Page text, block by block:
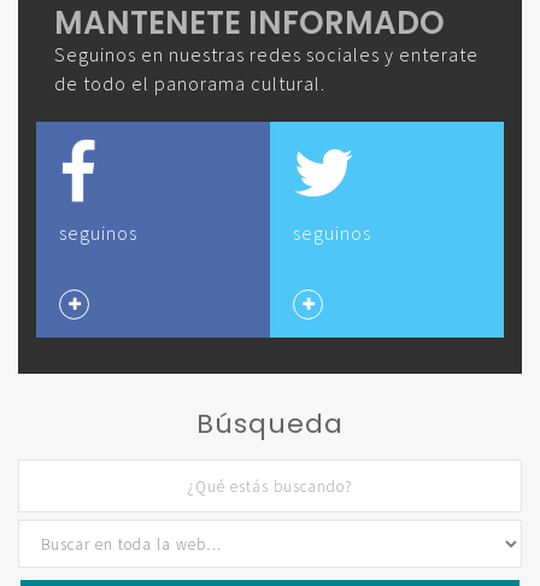
MANTENETE INFORMADO
Seguinos en nuestras redes sociales y enterate
de todo el panorama cultural.
seguinos seguinos
Búsqueda